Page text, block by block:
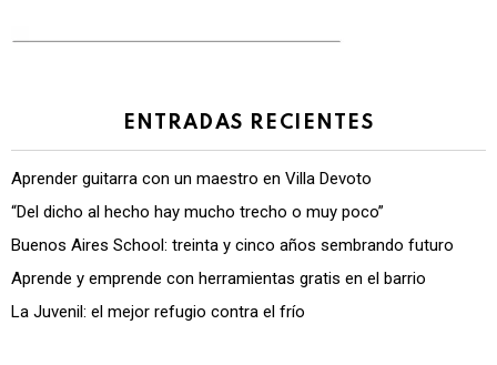
ENTRADAS RECIENTES
Aprender guitarra con un maestro en Villa Devoto
“Del dicho al hecho hay mucho trecho o muy poco”
Buenos Aires School: treinta y cinco años sembrando futuro
Aprende y emprende con herramientas gratis en el barrio
La Juvenil: el mejor refugio contra el frío